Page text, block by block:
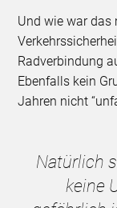
Und wie war das
Radverbindung
Ebenfalls kein
Jahren nicht
Natürlich
keine